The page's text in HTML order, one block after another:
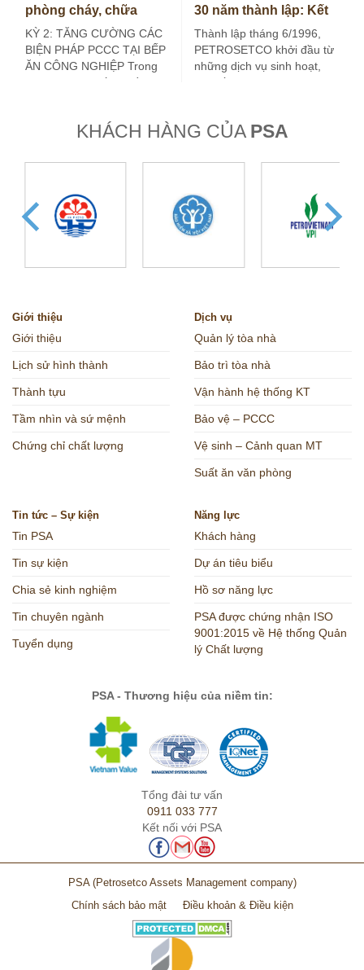
phòng cháy, chữa
cháy tại bếp ăn công
nghiệp (Kỳ 2)
KỲ 2: TĂNG CƯỜNG CÁC
BIỆN PHÁP PCCC TẠI BẾP
ĂN CÔNG NGHIỆP Trong
kỳ trước, bài viết đã đề…
30 năm thành lập: Kết
nối giá trị, kiến tạo
tương lai
Thành lập tháng 6/1996,
PETROSETCO khởi đầu từ
những dịch vụ sinh hoạt,
đời sống và du lịch phục
KHÁCH HÀNG CỦA PSA
Giới thiệu
Giới thiệu
Lịch sử hình thành
Thành tựu
Tầm nhìn và sứ mệnh
Chứng chỉ chất lượng
Dịch vụ
Quản lý tòa nhà
Bảo trì tòa nhà
Vận hành hệ thống KT
Bảo vệ – PCCC
Vệ sinh – Cảnh quan MT
Suất ăn văn phòng
Tin tức – Sự kiện
Tin PSA
Tin sự kiện
Chia sẻ kinh nghiệm
Tin chuyên ngành
Tuyển dụng
Năng lực
Khách hàng
Dự án tiêu biểu
Hồ sơ năng lực
PSA được chứng nhận ISO
9001:2015 về Hệ thống Quản
lý Chất lượng
PSA - Thương hiệu của niềm tin:
Tổng đài tư vấn
0911 033 777
Kết nối với PSA
PSA (Petrosetco Assets Management company)
Chính sách bảo mật
Điều khoản & Điều kiện